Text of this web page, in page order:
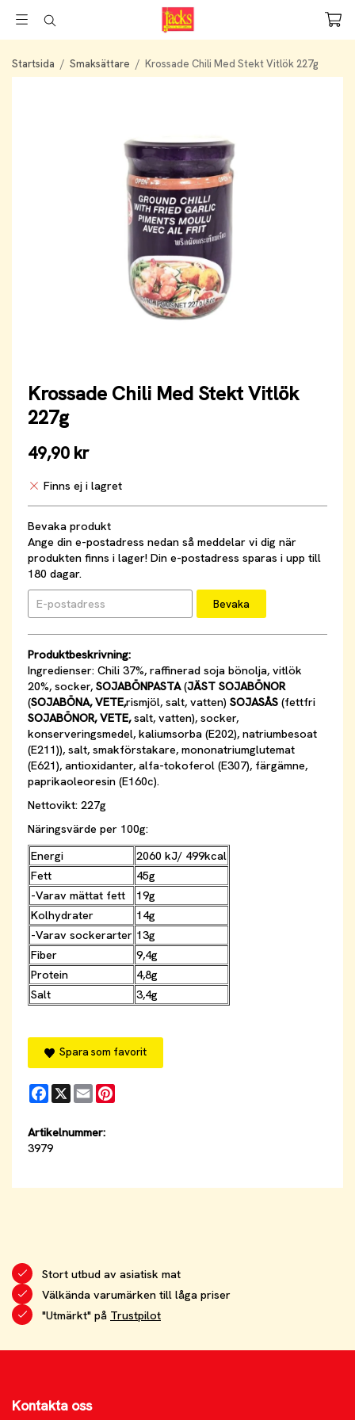
Startsida / Smaksättare / Krossade Chili Med Stekt Vitlök 227g
Krossade Chili Med Stekt Vitlök
227g
49,90 kr
Finns ej i lagret
Bevaka produkt
Ange din e-postadress nedan så meddelar vi dig när
produkten finns i lager! Din e-postadress sparas i upp till
180 dagar.
Bevaka
Produktbeskrivning:
Ingredienser: Chili 37%, raffinerad soja bönolja, vitlök
20%, socker, SOJABÖNPASTA(JÄST SOJABÖNOR
(SOJABÖNA, VETE,rismjöl, salt, vatten) SOJASÅS (fettfri
SOJABÖNOR, VETE,salt, vatten), socker,
konserveringsmedel, kaliumsorba (E202), natriumbesoat
(E211)), salt, smakförstakare, mononatriumglutemat
(E621), antioxidanter, alfa-tokoferol (E307), färgämne,
paprikaoleoresin (E160c).
Nettovikt: 227g
Näringsvärde per 100g:
Energi
2060 kJ/ 499kcal
Fett
45g
-Varav mättat fett
19g
Kolhydrater
14g
-Varav sockerarter 13g
Fiber
9,4g
Protein
4,8g
Salt
3,4g
Spara som favorit
Facebook
X Email
Artikelnummer:
3979
Stort utbud av asiatisk mat
Välkända varumärken till låga priser
"Utmärkt" på Trustpilot
Kontakta oss